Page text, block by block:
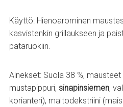
Käyttö: Hienoarominen
kasvistenkin grillaukseen ja
pataruokiin.
Ainekset: Suola 38 %,
mustapippuri, sinapinsiemen,
korianteri), maltodekstriini